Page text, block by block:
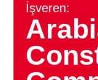
İşveren: